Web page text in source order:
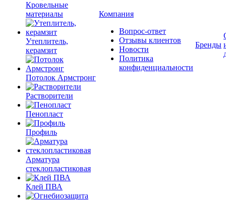
Кровельные
материалы
Утеплитель,
керамзит
Потолок Армстронг
Растворители
Пенопласт
Профиль
Арматура
стеклопластиковая
Клей ПВА
Компания
Вопрос-ответ
Отзывы клиентов
Новости
Политика
конфиденциальности
Бренды